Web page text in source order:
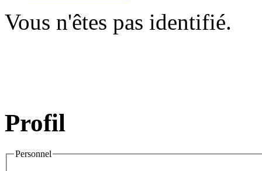
Vous n'êtes pas identifié.
Profil
Personnel